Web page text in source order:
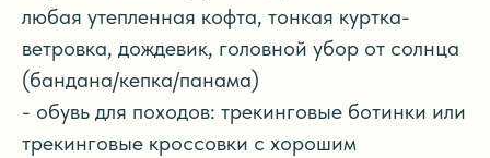
любая утепленная кофта, тонкая куртка-
ветровка, дождевик, головной убор от солнца
(бандана/кепка/панама)
- обувь для походов: трекинговые ботинки или
трекинговые кроссовки с хорошим